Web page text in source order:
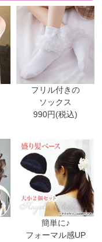
フリル付きの
ソックス
990円(税込)
簡単に♪
フォーマル感UP